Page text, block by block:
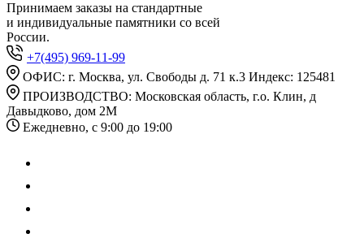
Принимаем заказы на стандартные
и индивидуальные памятники со всей
России.
+7(495) 969-11-99
ОФИС: г. Москва, ул. Свободы д. 71 к.3 Индекс: 125481
ПРОИЗВОДСТВО: Московская область, г.о. Клин, д
Давыдково, дом 2М
Ежедневно, с 9:00 до 19:00